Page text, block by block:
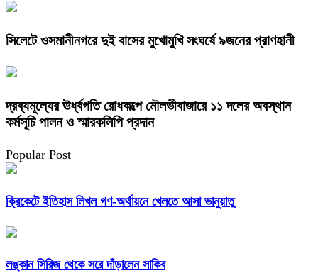
সিলেটে ওসমানীনগরে দুই বাসের মুখোমুখি সংঘর্ষে ৯জনের প্রাণহানী
দ্রব্যমূল্যের ঊর্ধ্বগতি রোধকল্পে মৌলভীবাজারে ১১ দলের অবস্থান
কর্মসূচি পালন ও স্মারকলিপি প্রদান
Popular Post
ক্রিকেটে ইতিহাস লিখল গণ-অর্থায়নে খেলতে আসা ভানুয়াতু
লঙ্কান সিরিজ থেকে সরে দাঁড়ালেন সাকিব